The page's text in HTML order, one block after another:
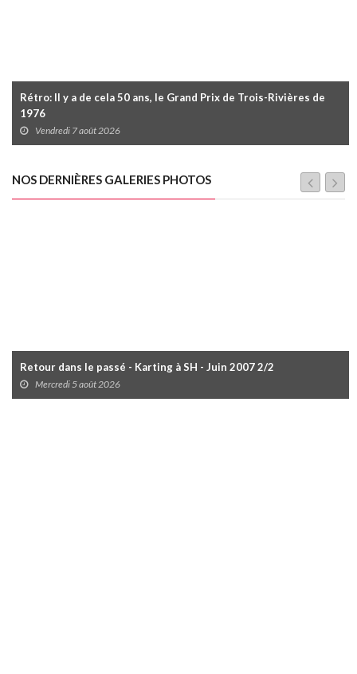
Rétro: Il y a de cela 50 ans, le Grand Prix de Trois-Rivières de
1976
Vendredi 7 août 2026
NOS DERNIÈRES GALERIES PHOTOS
Retour dans le passé - Karting à SH - Juin 2007 2/2
Mercredi 5 août 2026